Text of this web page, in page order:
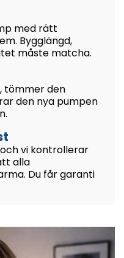
med rätt
Bygglängd,
måste matcha.
tömmer den
den nya pumpen
vi kontrollerar
alla
Du får garanti